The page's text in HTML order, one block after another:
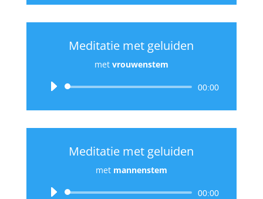
Meditatie met geluiden
met vrouwenstem
Audiospeler 00:00
Meditatie met geluiden
met mannenstem
Audiospeler 00:00